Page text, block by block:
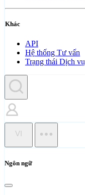
Khác
API
Hệ thống Tư vấn
Trạng thái Dịch vụ
VI
Ngôn ngữ